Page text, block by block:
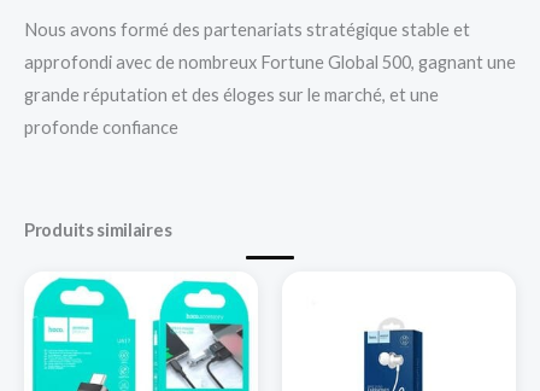
Nous avons formé des partenariats stratégique stable et
approfondi avec de nombreux Fortune Global 500, gagnant une
grande réputation et des éloges sur le marché, et une
profonde confiance
Produits similaires